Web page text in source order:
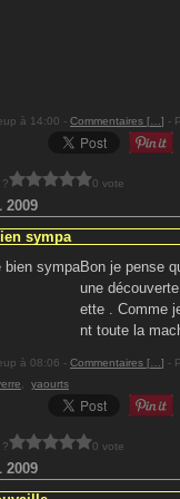
à 14:00 - Commentaires [ ] -
? 0 vote
2009
sympa
Bon je pense
une
ette . Comme
nt toute la
à 08:06 - Commentaires [ ] -
yaourts
? 0 vote
2009